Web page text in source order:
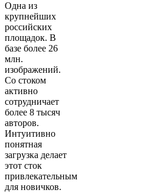
Одна из
крупнейших
российских
площадок. В
базе более 26
млн.
изображений.
Со стоком
активно
сотрудничает
более 8 тысяч
авторов.
Интуитивно
понятная
загрузка делает
этот сток
привлекательным
для новичков.